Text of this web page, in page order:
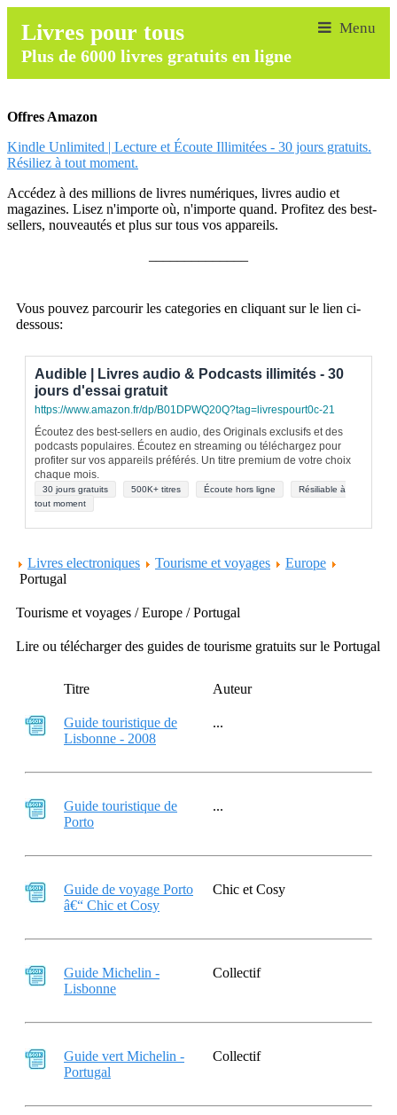
Livres pour tous
Plus de 6000 livres gratuits en ligne
Offres Amazon
Kindle Unlimited | Lecture et Écoute Illimitées - 30 jours gratuits.
Résiliez à tout moment.
Accédez à des millions de livres numériques, livres audio et
magazines. Lisez n'importe où, n'importe quand. Profitez des best-
sellers, nouveautés et plus sur tous vos appareils.
Vous pouvez parcourir les categories en cliquant sur le lien ci-
dessous:
Audible | Livres audio & Podcasts illimités - 30
jours d'essai gratuit
https://www.amazon.fr/dp/B01DPWQ20Q?tag=livrespourt0c-21
Écoutez des best-sellers en audio, des Originals exclusifs et des
podcasts populaires. Écoutez en streaming ou téléchargez pour
profiter sur vos appareils préférés. Un titre premium de votre choix
chaque mois.
30 jours gratuits 500K+ titres Écoute hors ligne
Résiliable à
tout moment
Livres electroniques Tourisme et voyages
Europe
Portugal
Tourisme et voyages / Europe / Portugal
Lire ou télécharger des guides de tourisme gratuits sur le Portugal
Titre Auteur
Guide touristique de
Lisbonne - 2008
...
Guide touristique de
Porto
...
Guide de voyage Porto
â€“ Chic et Cosy
Chic et Cosy
Guide Michelin -
Lisbonne
Collectif
Guide vert Michelin -
Portugal
Collectif